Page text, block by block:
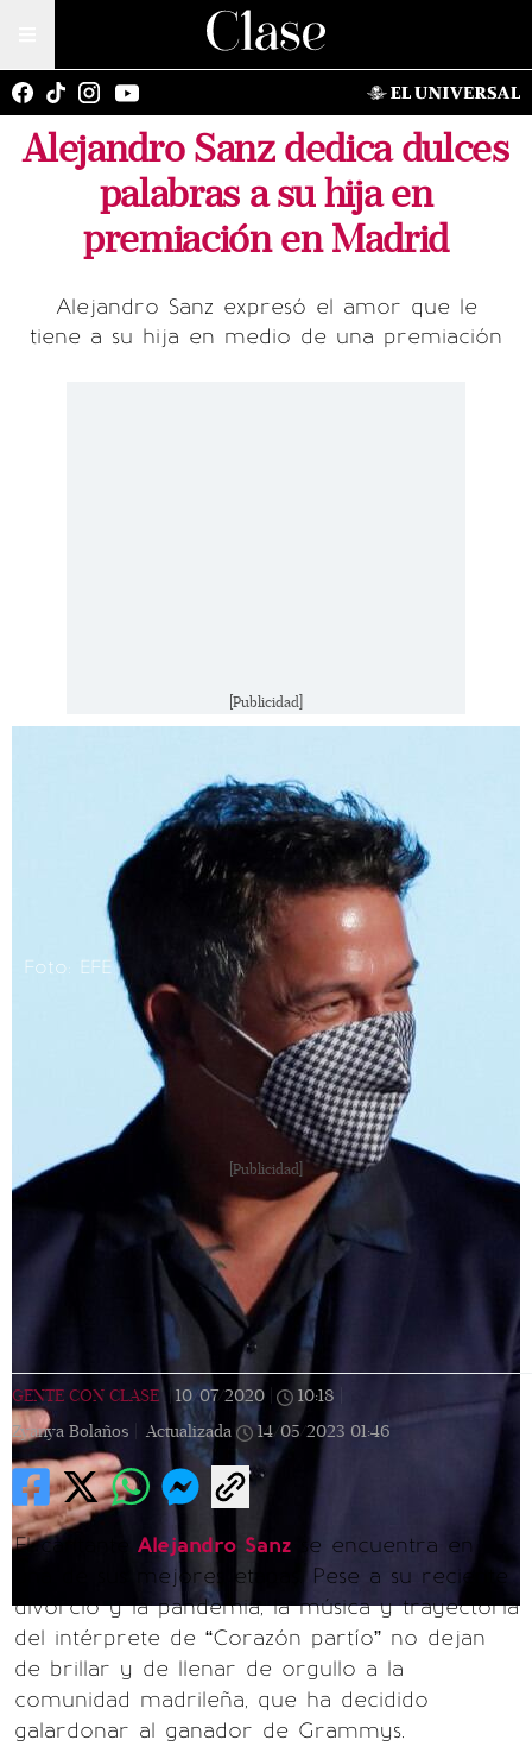
Alejandro Sanz dedica dulces
palabras a su hija en
premiación en Madrid
Alejandro Sanz expresó el amor que le
tiene a su hija en medio de una premiación
[Publicidad]
Foto: EFE
[Publicidad]
GENTE CON CLASE 10/07/2020 10:18
Zyanya Bolaños |
Actualizada 14/05/2023 01:46
El cantante Alejandro Sanz se encuentra en
una de sus mejores etapas. Pese a su reciente
divorcio y la pandemia, la música y trayectoria
del intérprete de “Corazón partío” no dejan
de brillar y de llenar de orgullo a la
comunidad madrileña, que ha decidido
galardonar al ganador de Grammys.